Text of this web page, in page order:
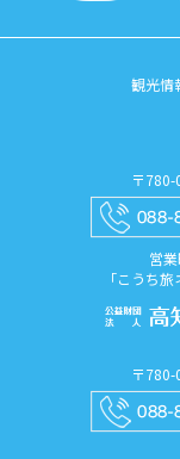
観光情
〒
営
「こうち
〒